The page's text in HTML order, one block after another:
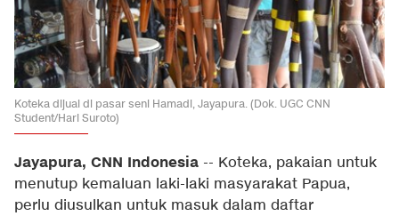
Koteka dijual di pasar seni Hamadi, Jayapura. (Dok. UGC CNN
Student/Hari Suroto)
Jayapura, CNN Indonesia -- Koteka, pakaian untuk
menutup kemaluan laki-laki masyarakat Papua,
perlu diusulkan untuk masuk dalam daftar